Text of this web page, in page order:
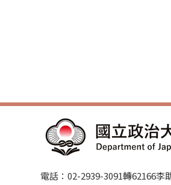
電話：02-2939-3091轉62166